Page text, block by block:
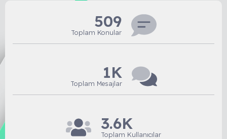
509
Toplam Konular
1K
Toplam Mesajlar
3.6K
Toplam Kullanıcılar